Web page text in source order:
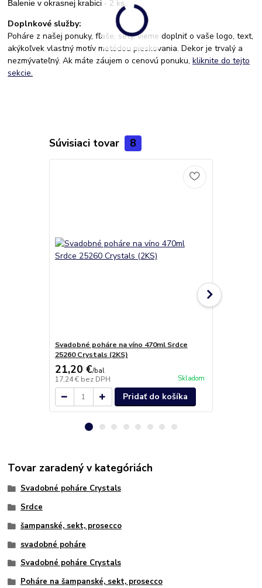
Balenie v okrasnej krabici - 2 ks.
Doplnkové služby:
Poháre z našej ponuky, fľaše, sety, vieme doplniť o vaše logo, text,
akýkoľvek vlastný motív metódou pieskovania. Dekor je trvalý a
nezmývateľný. Ak máte záujem o cenovú ponuku,kliknite do tejto
sekcie.
Súvisiaci tovar 8
Svadobné poháre na víno 470ml Srdce
25260 Crystals (2KS)
21,20 €/bal
17,24 € bez DPH Skladom
Pridať do košíka
Tovar zaradený v kategóriách
Svadobné poháre Crystals
Srdce
šampanské, sekt, prosecco
svadobné poháre
Svadobné poháre Crystals
Poháre na šampanské, sekt, prosecco